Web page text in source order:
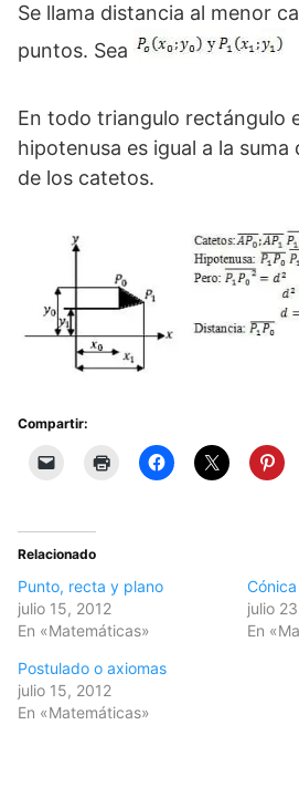
Se llama distancia al menor
puntos. Sea
En todo triangulo rectángulo
hipotenusa es igual a la suma
de los catetos.
Compartir:
Relacionado
Punto, recta y plano
julio 15, 2012
En «Matemáticas»
Cónica
julio
En
Postulado o axiomas
julio 15, 2012
En «Matemáticas»